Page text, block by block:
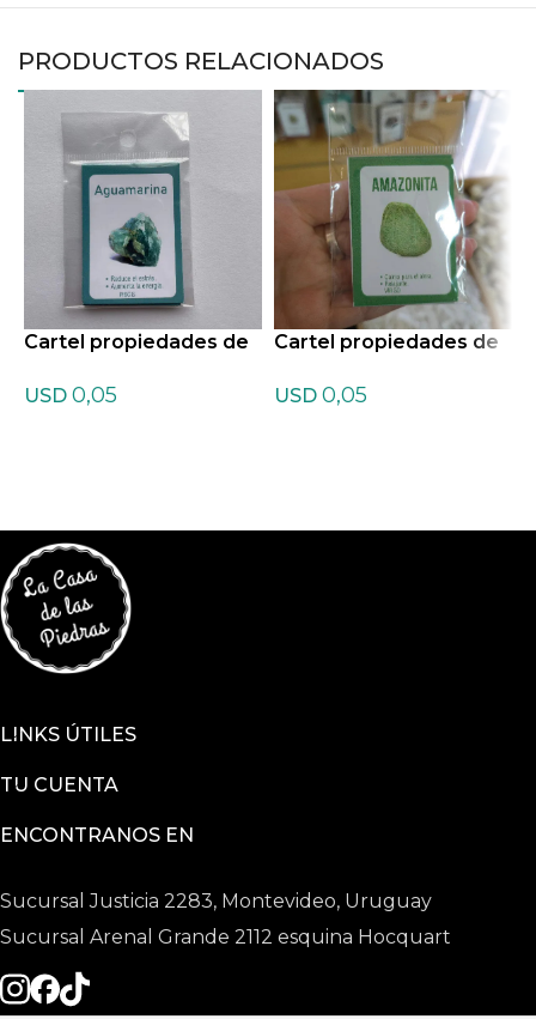
PRODUCTOS RELACIONADOS
Cartel propiedades de
USD 0,05
Cartel propiedades de
USD 0,05
LINKS ÚTILES
TU CUENTA
ENCONTRANOS EN
Sucursal Justicia 2283, Montevideo, Uruguay
Sucursal Arenal Grande 2112 esquina Hocquart